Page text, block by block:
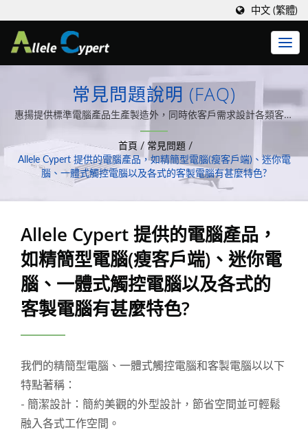
中文 (繁體)
常見問題說明 (FAQ)
惠揚提供標準電腦產品生產製造外，同時依客戶需求設計各類客製
化的軟、硬體系統整合。
首頁 / 常見問題 /
Allele Cypert 提供的電腦產品，如精簡型電腦(瘦客戶端)、迷你電
腦、一體式觸控電腦以及各式的客製電腦有甚麼特色?
Allele Cypert 提供的電腦產品，
如精簡型電腦(瘦客戶端)、迷你電
腦、一體式觸控電腦以及各式的
客製電腦有甚麼特色?
我們的精簡型電腦、一體式觸控電腦和客製電腦以以下
特點著稱：
- 簡潔設計：簡約美觀的外型設計，節省空間並可輕鬆
融入各式工作空間。